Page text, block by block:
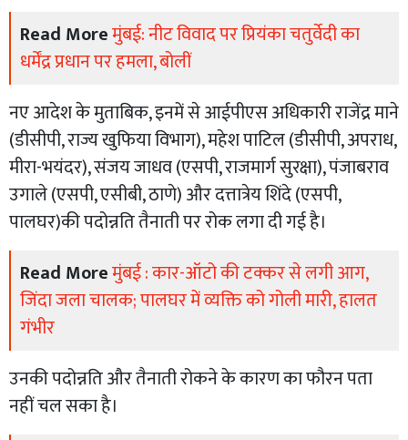
Read Moreमुंबई: नीट विवाद पर प्रियंका चतुर्वेदी का
धर्मेंद्र प्रधान पर हमला, बोलीं
नए आदेश के मुताबिक, इनमें से आईपीएस अधिकारी राजेंद्र माने
(डीसीपी, राज्य खुफिया विभाग), महेश पाटिल (डीसीपी, अपराध,
मीरा-भयंदर), संजय जाधव (एसपी, राजमार्ग सुरक्षा), पंजाबराव
उगाले (एसपी, एसीबी, ठाणे) और दत्तात्रेय शिंदे (एसपी,
पालघर)की पदोन्नति तैनाती पर रोक लगा दी गई है।
Read Moreमुंबई : कार-ऑटो की टक्कर से लगी आग,
जिंदा जला चालक; पालघर में व्यक्ति को गोली मारी, हालत
गंभीर
उनकी पदोन्नति और तैनाती रोकने के कारण का फौरन पता
नहीं चल सका है।